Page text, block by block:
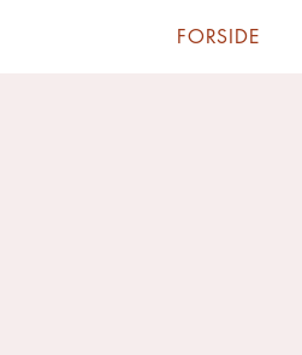
FORSIDE